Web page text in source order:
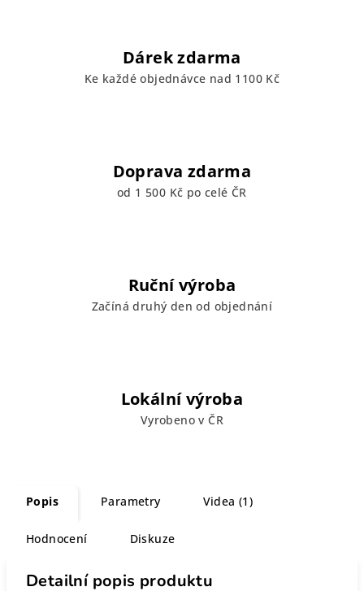
Dárek zdarma
Ke každé objednávce nad 1100 Kč
Doprava zdarma
od 1 500 Kč po celé ČR
Ruční výroba
Začíná druhý den od objednání
Lokální výroba
Vyrobeno v ČR
Popis Parametry Videa (1)
Hodnocení Diskuze
Detailní popis produktu